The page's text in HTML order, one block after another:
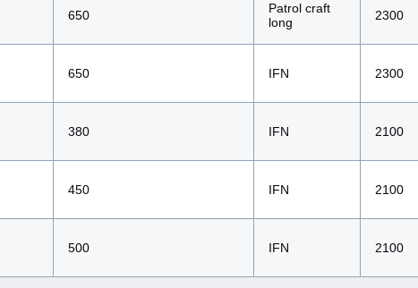
650
Patrol craft
long
2300
650 IFN 2300
380 IFN 2100
450 IFN 2100
500 IFN 2100